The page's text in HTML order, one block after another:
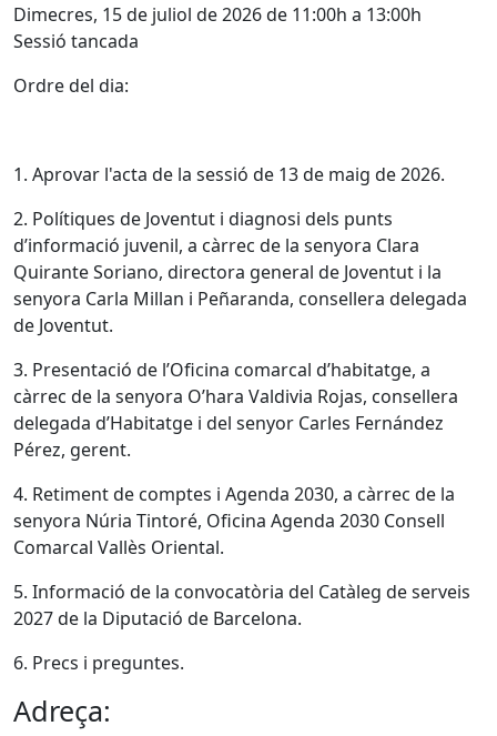
Dimecres, 15 de juliol de 2026 de 11:00h a 13:00h
Sessió tancada
Ordre del dia:
1. Aprovar l'acta de la sessió de 13 de maig de 2026.
2. Polítiques de Joventut i diagnosi dels punts
d’informació juvenil, a càrrec de la senyora Clara
Quirante Soriano, directora general de Joventut i la
senyora Carla Millan i Peñaranda, consellera delegada
de Joventut.
3. Presentació de l’Oficina comarcal d’habitatge, a
càrrec de la senyora O’hara Valdivia Rojas, consellera
delegada d’Habitatge i del senyor Carles Fernández
Pérez, gerent.
4. Retiment de comptes i Agenda 2030, a càrrec de la
senyora Núria Tintoré, Oficina Agenda 2030 Consell
Comarcal Vallès Oriental.
5. Informació de la convocatòria del Catàleg de serveis
2027 de la Diputació de Barcelona.
6. Precs i preguntes.
Adreça: